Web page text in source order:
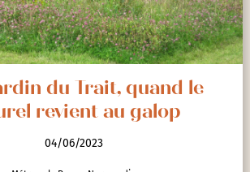
du Trait, quand le
revient au galop
04/06/2023